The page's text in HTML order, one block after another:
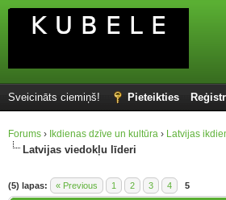
Sveicināts ciemiņš! Pieteikties
Forums › Ikdienas dzīve un kultūra › Latvijas
Latvijas viedokļu līderi
(5) lapas: « Previous 1 2 3 4 5